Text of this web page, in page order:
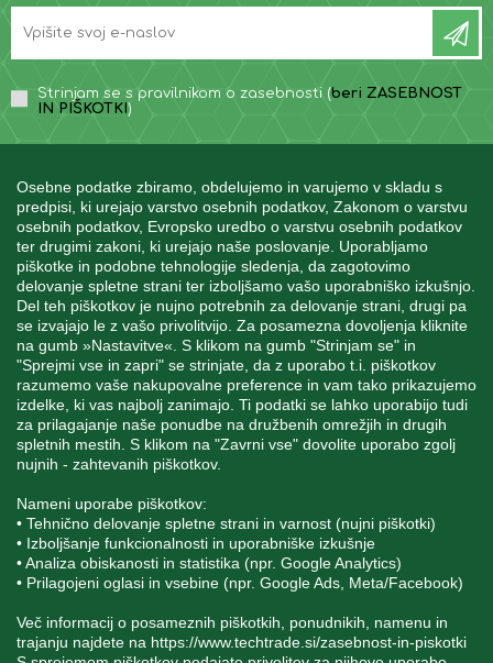
Osebne podatke zbiramo, obdelujemo in varujemo v skladu s
predpisi, ki urejajo varstvo osebnih podatkov, Zakonom o varstvu
osebnih podatkov, Evropsko uredbo o varstvu osebnih podatkov
ter drugimi zakoni, ki urejajo naše poslovanje. Uporabljamo
piškotke in podobne tehnologije sledenja, da zagotovimo
delovanje spletne strani ter izboljšamo vašo uporabniško izkušnjo.
Del teh piškotkov je nujno potrebnih za delovanje strani, drugi pa
se izvajajo le z vašo privolitvijo. Za posamezna dovoljenja kliknite
na gumb »Nastavitve«. S klikom na gumb "Strinjam se" in
"Sprejmi vse in zapri" se strinjate, da z uporabo t.i. piškotkov
razumemo vaše nakupovalne preference in vam tako prikazujemo
izdelke, ki vas najbolj zanimajo. Ti podatki se lahko uporabijo tudi
za prilagajanje naše ponudbe na družbenih omrežjih in drugih
spletnih mestih. S klikom na "Zavrni vse" dovolite uporabo zgolj
nujnih - zahtevanih piškotkov.
Nameni uporabe piškotkov:
• Tehnično delovanje spletne strani in varnost (nujni piškotki)
• Izboljšanje funkcionalnosti in uporabniške izkušnje
• Analiza obiskanosti in statistika (npr. Google Analytics)
• Prilagojeni oglasi in vsebine (npr. Google Ads, Meta/Facebook)
Več informacij o posameznih piškotkih, ponudnikih, namenu in
trajanju najdete na https://www.techtrade.si/zasebnost-in-piskotki
Strinjam se s pravilnikom o zasebnosti (beri ZASEBNOST
IN PIŠKOTKI )
INFORMACIJE
MOJ RAČUN
STORITEV ZA STRANKE
SPREMLJAJTE NAS
Blatnica 8, 1236 Trzin